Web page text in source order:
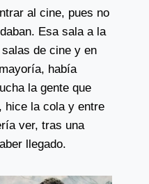
al cine, pues no
Esa sala a la
de cine y en
había
la gente que
hice la cola y entre
ver, tras una
llegado.